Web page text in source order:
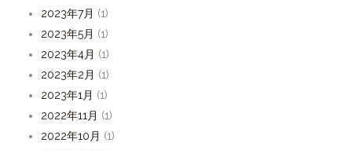
2023年7月 (1)
2023年5月 (1)
2023年4月 (1)
2023年2月 (1)
2023年1月 (1)
2022年11月 (1)
2022年10月 (1)